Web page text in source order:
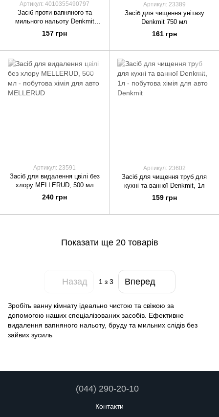
Артикул: 4010355490797
Засіб проти вапняного та
мильного нальоту Denkmit
Badreiniger Nature, 750 мл.
157 грн
Артикул: 23389
Засіб для чищення унітазу
Denkmit 750 мл
161 грн
Артикул: 23591
Засіб для видалення цвілі без
хлору MELLERUD, 500 мл
240 грн
Артикул: 23602
Засіб для чищення труб для
кухні та ванної Denkmit, 1л
159 грн
Показати ще 20 товарів
Назад 1з 3 Вперед
Зробіть ванну кімнату ідеально чистою та свіжою за
допомогою наших спеціалізованих засобів. Ефективне
видалення вапняного нальоту, бруду та мильних слідів без
зайвих зусиль
(044) 290-20-10
Контакти